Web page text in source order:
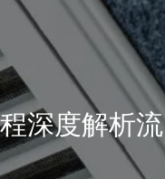
深度解析流